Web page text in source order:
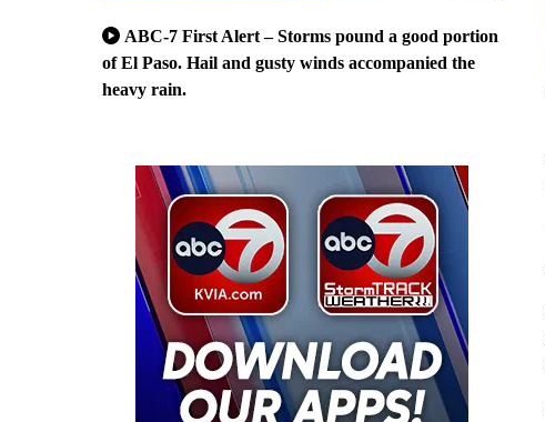
ABC-7 First Alert – Storms pound a good portion
of El Paso. Hail and gusty winds accompanied the
heavy rain.